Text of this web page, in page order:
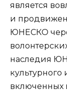
является
и
ЮНЕСКО
наследия
включенных